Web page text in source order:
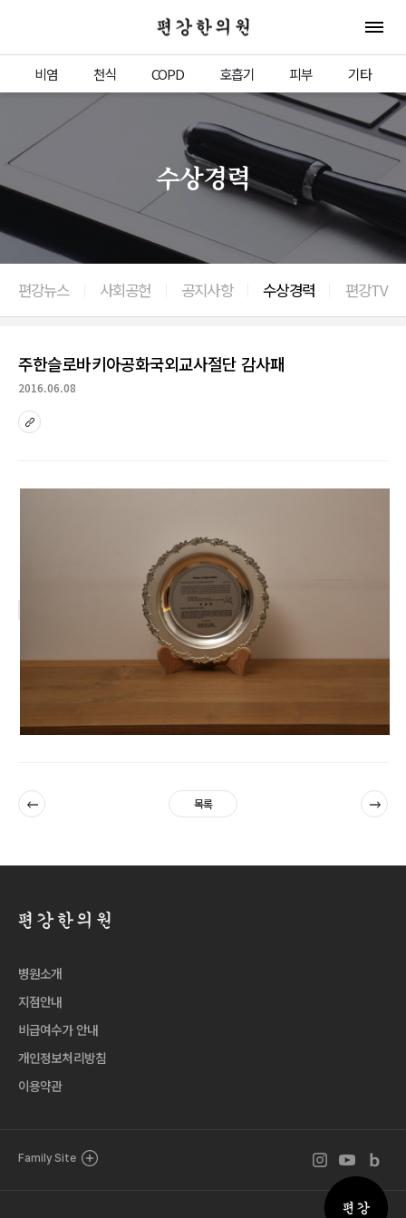
편강한의원 전체
비염 천식 COPD 호흡기 피부 기타
수상경력
편강뉴스 사회공헌 공지사항 수상경력 편강TV
이전으로
주한슬로바키아공화국외교사절단 감사패
2016.06.08
sns
이전 목록 다음
병원소개
지점안내
비급여수가 안내
개인정보처리방침
이용약관
Family Site 인스타그램 바로
유튜브 바로
블로그